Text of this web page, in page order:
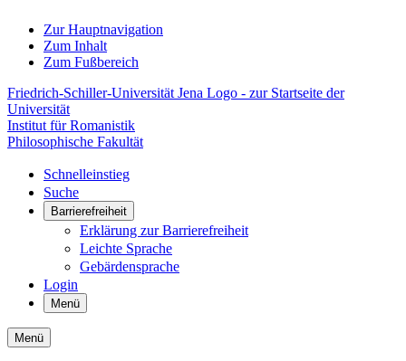
Zur Hauptnavigation
Zum Inhalt
Zum Fußbereich
Friedrich-Schiller-Universität Jena Logo - zur Startseite der
Universität
Institut für Romanistik
Philosophische Fakultät
Schnelleinstieg
Suche
Barrierefreiheit
Erklärung zur Barrierefreiheit
Leichte Sprache
Gebärdensprache
Login
Menü
Menü